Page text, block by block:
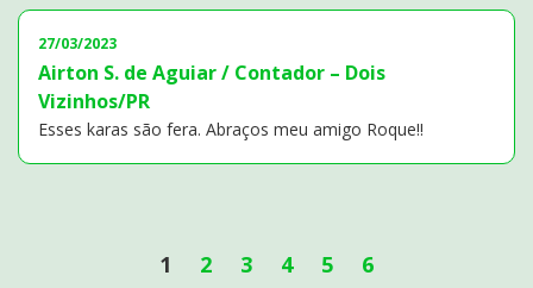
27/03/2023
Airton S. de Aguiar / Contador – Dois
Vizinhos/PR
Esses karas são fera. Abraços meu amigo Roque!!
1 2 3 4 5 6